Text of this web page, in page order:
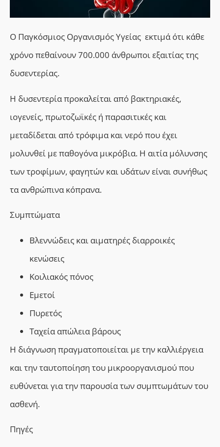
Ο Παγκόσμιος Οργανισμός Υγείας εκτιμά ότι κάθε
χρόνο πεθαίνουν 700.000 άνθρωποι εξαιτίας της
δυσεντερίας.
Η δυσεντερία προκαλείται από βακτηριακές,
ιογενείς, πρωτοζωϊκές ή παρασιτικές και
μεταδίδεται από τρόφιμα και νερό που έχει
μολυνθεί με παθογόνα μικρόβια. Η αιτία μόλυνσης
των τροφίμων, φαγητών και υδάτων είναι συνήθως
τα ανθρώπινα κόπρανα.
Συμπτώματα
Βλεννώδεις και αιματηρές διαρροικές
κενώσεις
Κοιλιακός πόνος
Εμετοί
Πυρετός
Ταχεία απώλεια βάρους
H διάγνωση πραγματοποιείται με την καλλιέργεια
και την ταυτοποίηση του μικροοργανισμού που
ευθύνεται για την παρουσία των συμπτωμάτων του
ασθενή.
Πηγές